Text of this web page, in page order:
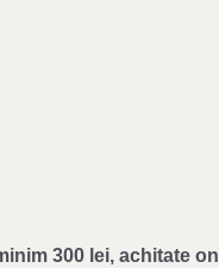
300 lei, achitate